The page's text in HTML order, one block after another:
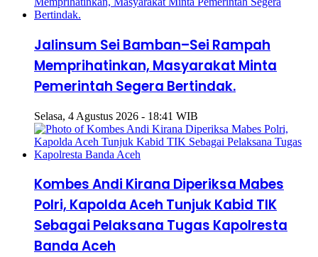
Jalinsum Sei Bamban–Sei Rampah
Memprihatinkan, Masyarakat Minta
Pemerintah Segera Bertindak.
Selasa, 4 Agustus 2026 - 18:41 WIB
Kombes Andi Kirana Diperiksa Mabes
Polri, Kapolda Aceh Tunjuk Kabid TIK
Sebagai Pelaksana Tugas Kapolresta
Banda Aceh